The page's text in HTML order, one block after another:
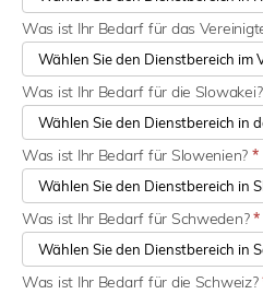
Was ist Ihr Bedarf für das
Was ist Ihr Bedarf für die Slowakei?
Was ist Ihr Bedarf für Slowenien? *
Was ist Ihr Bedarf für Schweden?*
Was ist Ihr Bedarf für die Schweiz?